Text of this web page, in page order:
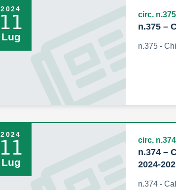
2024
11
Lug
circ. n.375
n.375 –
n.375 -
2024
11
Lug
circ. n.374
n.374 –
2024-
n.374 -